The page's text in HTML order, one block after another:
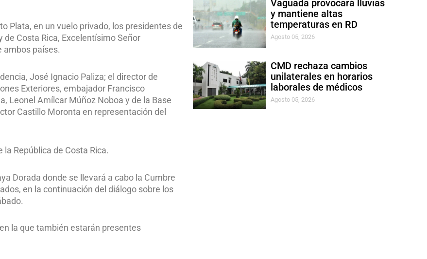
Plata, en un vuelo privado, los presidentes de
Costa Rica, Excelentísimo Señor
ambos países.
José Ignacio Paliza; el director de
Exteriores, embajador Francisco
Leonel Amílcar Múñoz Noboa y de la Base
Castillo Moronta en representación del
República de Costa Rica.
Dorada donde se llevará a cabo la Cumbre
en la continuación del diálogo sobre los
la que también estarán presentes
Vaguada provocará lluvias
y mantiene altas
temperaturas en RD
Agosto 05, 2026
CMD rechaza cambios
unilaterales en horarios
laborales de médicos
Agosto 05, 2026